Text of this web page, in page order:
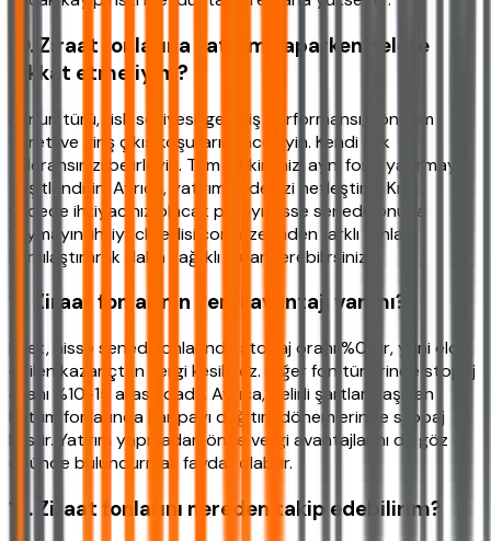
10. Ziraat fonlarına yatırım yaparken nelere
dikkat etmeliyim?
Fonun türü, risk seviyesi, geçmiş performansı, yönetim
ücreti ve giriş çıkış koşullarını inceleyin. Kendi risk
toleransınızı belirleyin. Tüm birikiminizi aynı fona yatırmayın;
çeşitlendirin. Ayrıca, yatırım vadenizi netleştirin. Kısa
vadede ihtiyacınız olacak parayı hisse senedi fonuna
koymayın. ihtiyackredisi.com üzerinden farklı fonları
karşılaştırarak daha sağlıklı karar verebilirsiniz.
11. Ziraat fonlarının vergi avantajı var mı?
Evet, hisse senedi fonlarında stopaj oranı %0'dır, yani elde
edilen kazançtan vergi kesilmez. Diğer fon türlerinde stopaj
oranı %10-15 arasındadır. Ayrıca, belirli şartları taşıyan
katılım fonlarında kar payı dağıtım dönemlerinde stopaj
kesilir. Yatırım yapmadan önce vergi avantajlarını da göz
önünde bulundurmak faydalı olabilir.
12. Ziraat fonlarını nereden takip edebilirim?